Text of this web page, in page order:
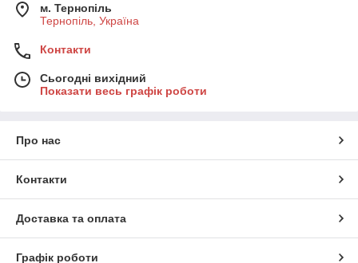
м. Тернопіль
Тернопіль, Україна
Контакти
Сьогодні вихідний
Показати весь графік роботи
Про нас
Контакти
Доставка та оплата
Графік роботи